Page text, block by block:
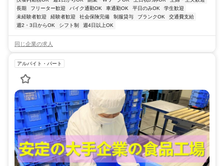
長期
フリーター歓迎 バイク通勤OK 車通勤OK 平日のみOK
学生歓迎
未経験者歓迎
経験者歓迎 社会保険完備 制服貸与 ブランクOK
交通費支給
週2・3日からOK
シフト制 週4日以上OK
同じ企業の求人
アルバイト・パート